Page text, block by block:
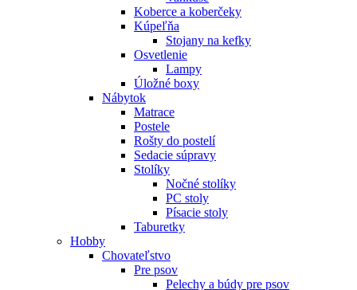
Koberce a koberčeky
Kúpeľňa
Stojany na kefky
Osvetlenie
Lampy
Úložné boxy
Nábytok
Matrace
Postele
Rošty do postelí
Sedacie súpravy
Stolíky
Nočné stolíky
PC stoly
Písacie stoly
Taburetky
Hobby
Chovateľstvo
Pre psov
Pelechy a búdy pre psov